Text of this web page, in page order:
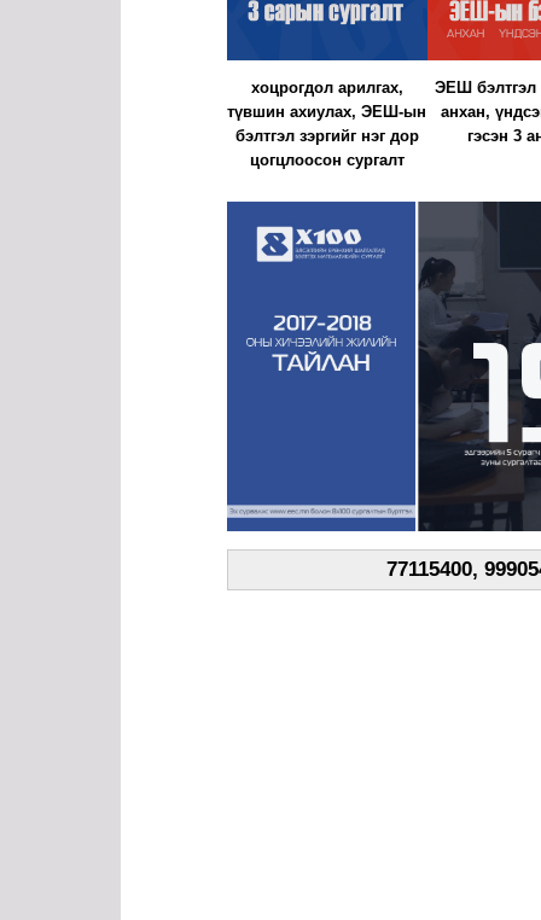
хоцрогдол арилгах,
түвшин ахиулах, ЭЕШ-ын
бэлтгэл зэргийг нэг дор
цогцлоосон сургалт
ЭЕШ бэлтгэл
анхан,
гэсэн 3
77115400,